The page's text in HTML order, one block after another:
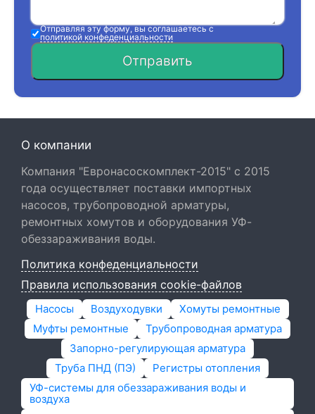
Отправляя эту форму, вы соглашаетесь с
политикой конфеденциальности
Отправить
О компании
Компания "Евронасоскомплект-2015" с 2015
года осуществляет поставки импортных
насосов, трубопроводной арматуры,
ремонтных хомутов и оборудования УФ-
обеззараживания воды.
Политика конфеденциальности
Правила использования cookie-файлов
Насосы Воздуходувки
Хомуты ремонтные
Муфты ремонтные
Трубопроводная арматура
Запорно-регулирующая арматура
Труба ПНД (ПЭ)
Регистры отопления
УФ-системы для обеззараживания воды и
воздуха